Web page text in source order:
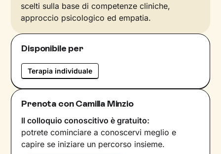
scelti sulla base di competenze cliniche,
approccio psicologico ed empatia.
Disponibile per
Terapia individuale
Prenota con Camilla Minzio
Il colloquio conoscitivo è gratuito:
potrete cominciare a conoscervi meglio e
capire se iniziare un percorso insieme.